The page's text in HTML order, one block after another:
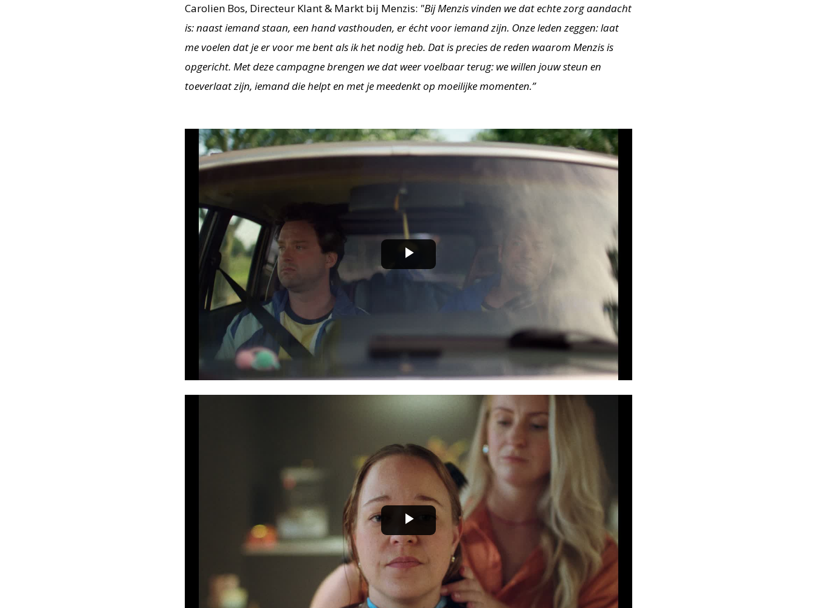
Carolien Bos, Directeur Klant & Markt bij Menzis: "Bij Menzis vinden we dat echte zorg aandacht
is: naast iemand staan, een hand vasthouden, er écht voor iemand zijn. Onze leden zeggen: laat
me voelen dat je er voor me bent als ik het nodig heb. Dat is precies de reden waarom Menzis is
opgericht. Met deze campagne brengen we dat weer voelbaar terug: we willen jouw steun en
toeverlaat zijn, iemand die helpt en met je meedenkt op moeilijke momenten.”
Play
Play
Video